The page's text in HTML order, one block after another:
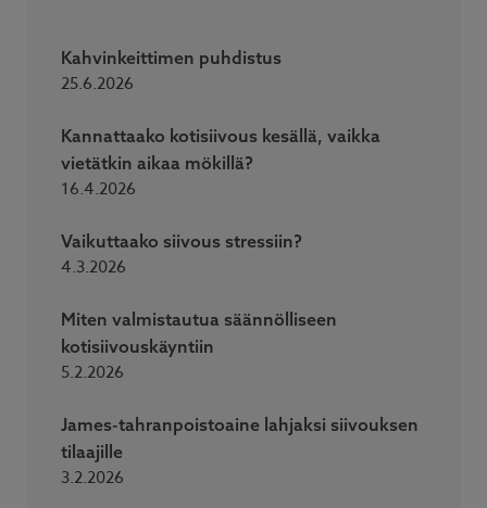
Kahvinkeittimen puhdistus
25.6.2026
Kannattaako kotisiivous kesällä, vaikka
vietätkin aikaa mökillä?
16.4.2026
Vaikuttaako siivous stressiin?
4.3.2026
Miten valmistautua säännölliseen
kotisiivouskäyntiin
5.2.2026
James-tahranpoistoaine lahjaksi siivouksen
tilaajille
3.2.2026